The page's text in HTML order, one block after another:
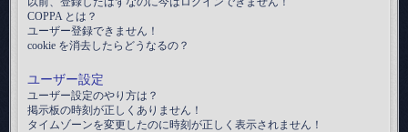
COPPA とは？
ユーザー登録できません！
cookie を消去したらどうなるの？
ユーザー設定
ユーザー設定のやり方は？
掲示板の時刻が正しくありません！
タイムゾーンを変更したのに時刻が正しく表示されません！